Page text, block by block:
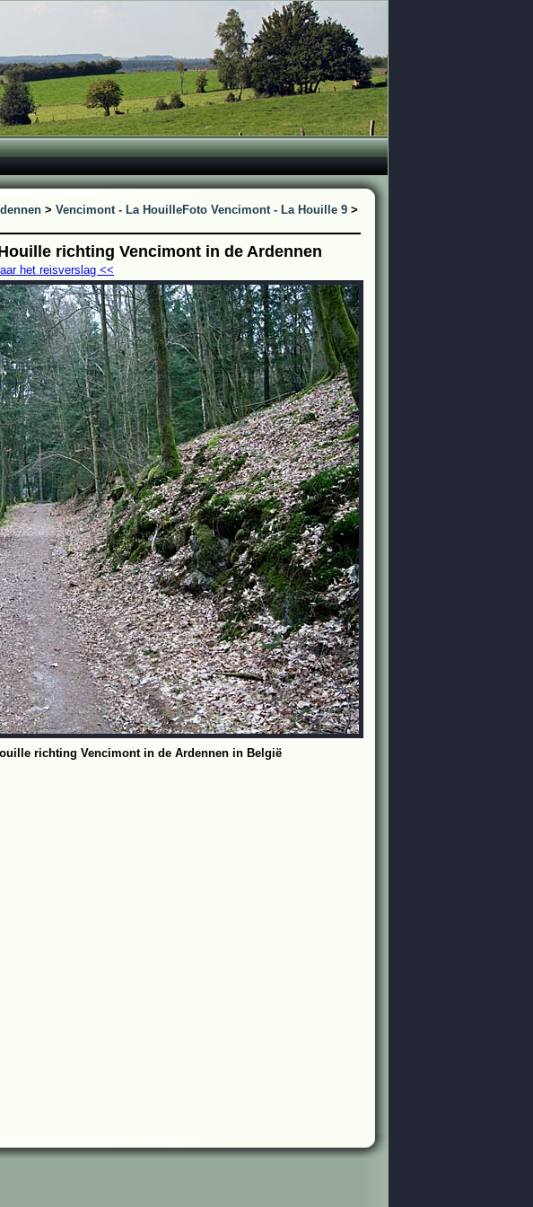
> Vencimont - La HouilleFoto Vencimont - La Houille 9 >
richting Vencimont in de Ardennen
het reisverslag <<
richting Vencimont in de Ardennen in België